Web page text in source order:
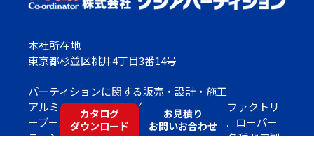
本社所在地
東京都杉並区桃井4丁目3番14号
パーティションに関する販売・設計・施工
アルミパーティション（トランクルーム・ファクトリ
ーブース）、スチール不燃パーティション、ローパー
ティション、 移動間仕切、トイレブース、各種ドア製
カタログ
ダウンロード
お見積り
お問いお合わせ